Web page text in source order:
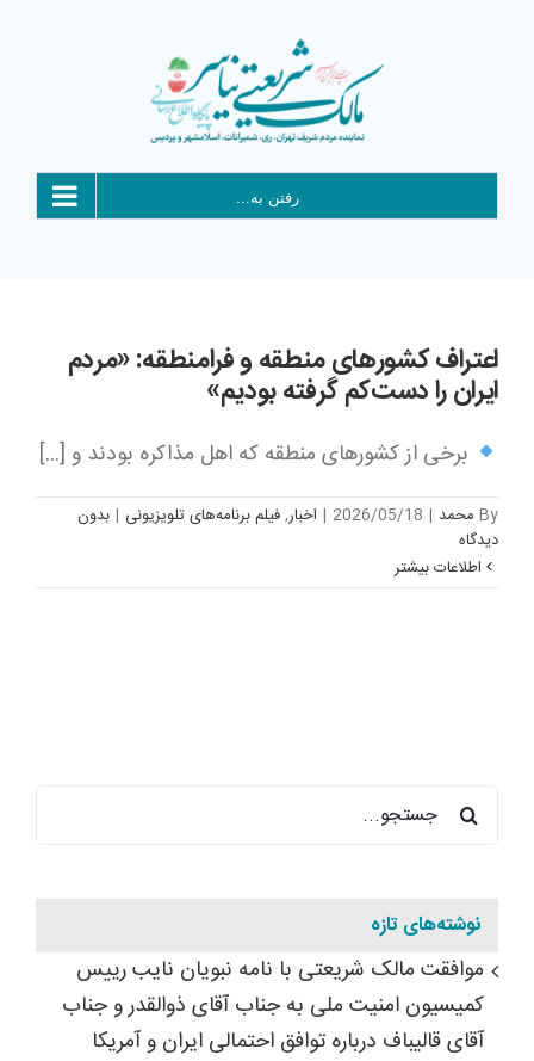
رفتن به...
اعتراف کشورهای منطقه و فرامنطقه: «مردم
ایران را دست‌کم گرفته بودیم»
برخی از کشورهای منطقه که اهل مذاکره بودند و [...]
By محمد |
2026/05/18
| اخبار,فیلم برنامه‌های تلویزیونی | بدون
ديدگاه
اطلاعات بیشتر
جستجو
برای:
نوشته‌های تازه
موافقت مالک شریعتی با نامه نبویان نایب رییس
کمیسیون امنیت ملی به جناب آقای ذوالقدر و جناب
آقای قالیباف درباره توافق احتمالی ایران و آمریکا